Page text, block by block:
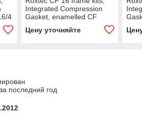
4
Integrated Compression
Gasket, enamelled CF
Цену уточняйте
последний год